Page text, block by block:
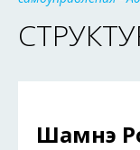
Шамнэ